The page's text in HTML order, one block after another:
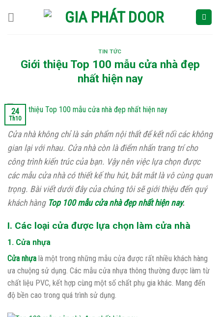
TIN TỨC
Giới thiệu Top 100 mẫu cửa nhà đẹp
nhất hiện nay
24
Th10
Cửa nhà không chỉ là sản phẩm nội thất để kết nối các không
gian lại với nhau. Cửa nhà còn là điểm nhấn trang trí cho
công trình kiến trúc của bạn. Vậy nên việc lựa chọn được
các mẫu cửa nhà có thiết kế thu hút, bắt mắt là vô cùng quan
trọng. Bài viết dưới đây của chúng tôi sẽ giới thiệu đến quý
khách hàng Top 100 mẫu cửa nhà đẹp nhất hiện nay.
I. Các loại cửa được lựa chọn làm cửa nhà
1. Cửa nhựa
Cửa nhựa là một trong những mẫu cửa được rất nhiều khách hàng
ưa chuộng sử dụng. Các mẫu cửa nhựa thông thường được làm từ
chất liệu PVC, kết hợp cùng một số chất phụ gia khác. Mang đến
độ bền cao trong quá trình sử dụng.